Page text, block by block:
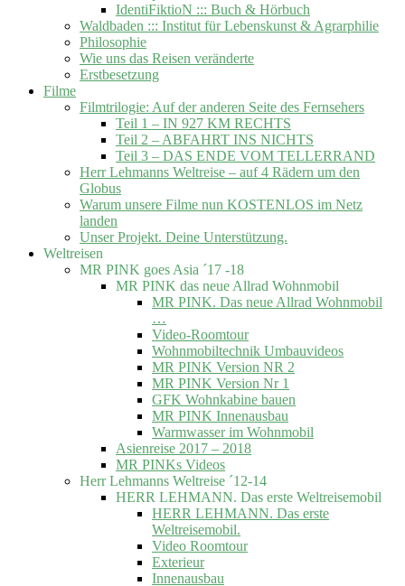
IdentiFiktioN ::: Buch & Hörbuch
Waldbaden ::: Institut für Lebenskunst & Agrarphilie
Philosophie
Wie uns das Reisen veränderte
Erstbesetzung
Filme
Filmtrilogie: Auf der anderen Seite des Fernsehers
Teil 1 – IN 927 KM RECHTS
Teil 2 – ABFAHRT INS NICHTS
Teil 3 – DAS ENDE VOM TELLERRAND
Herr Lehmanns Weltreise – auf 4 Rädern um den
Globus
Warum unsere Filme nun KOSTENLOS im Netz
landen
Unser Projekt. Deine Unterstützung.
Weltreisen
MR PINK goes Asia ´17 -18
MR PINK das neue Allrad Wohnmobil
MR PINK. Das neue Allrad Wohnmobil
…
Video-Roomtour
Wohnmobiltechnik Umbauvideos
MR PINK Version NR 2
MR PINK Version Nr 1
GFK Wohnkabine bauen
MR PINK Innenausbau
Warmwasser im Wohnmobil
Asienreise 2017 – 2018
MR PINKs Videos
Herr Lehmanns Weltreise ´12-14
HERR LEHMANN. Das erste Weltreisemobil
HERR LEHMANN. Das erste
Weltreisemobil.
Video Roomtour
Exterieur
Innenausbau